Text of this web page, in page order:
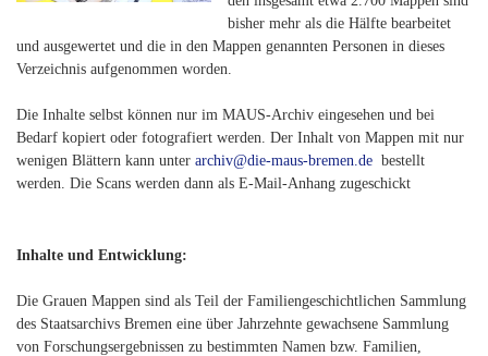
bisher mehr als die Hälfte bearbeitet
und ausgewertet und die in den Mappen genannten Personen in dieses
Verzeichnis aufgenommen worden.
Die Inhalte selbst können nur im MAUS-Archiv eingesehen und bei
Bedarf kopiert oder fotografiert werden. Der Inhalt von Mappen mit nur
wenigen Blättern kann unter archiv@die-maus-bremen.de bestellt
werden. Die Scans werden dann als E-Mail-Anhang zugeschickt
Inhalte und Entwicklung:
Die Grauen Mappen sind als Teil der Familiengeschichtlichen Sammlung
des Staatsarchivs Bremen eine über Jahrzehnte gewachsene Sammlung
von Forschungsergebnissen zu bestimmten Namen bzw. Familien,